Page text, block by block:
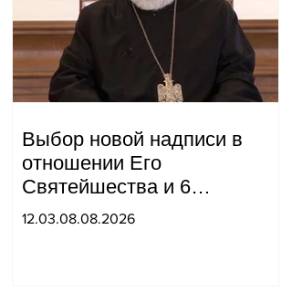
Выбор новой надписи в
отношении Его
Святейшества и 6
епископов находится в
12.03.08.08.2026